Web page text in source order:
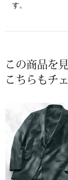
ス
す。
この商品を
こちらもチ